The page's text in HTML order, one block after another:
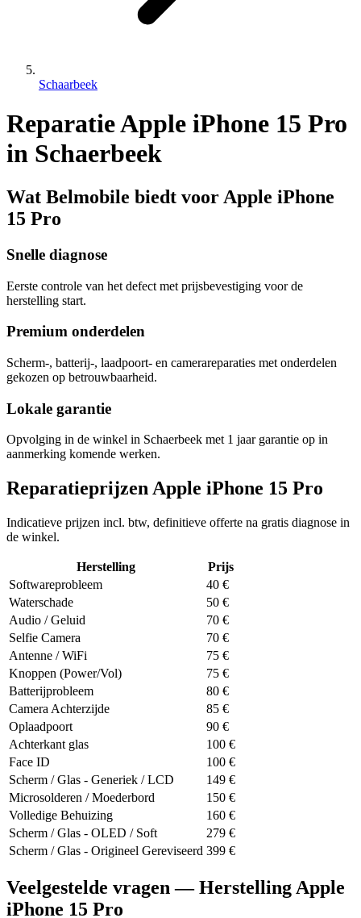
Schaarbeek
Reparatie Apple iPhone 15 Pro
in Schaerbeek
Wat Belmobile biedt voor Apple iPhone
15 Pro
Snelle diagnose
Eerste controle van het defect met prijsbevestiging voor de
herstelling start.
Premium onderdelen
Scherm-, batterij-, laadpoort- en camerareparaties met onderdelen
gekozen op betrouwbaarheid.
Lokale garantie
Opvolging in de winkel in Schaerbeek met 1 jaar garantie op in
aanmerking komende werken.
Reparatieprijzen Apple iPhone 15 Pro
Indicatieve prijzen incl. btw, definitieve offerte na gratis diagnose in
de winkel.
Herstelling
Prijs
Softwareprobleem
40 €
Waterschade
50 €
Audio / Geluid
70 €
Selfie Camera
70 €
Antenne / WiFi
75 €
Knoppen (Power/Vol)
75 €
Batterijprobleem
80 €
Camera Achterzijde
85 €
Oplaadpoort
90 €
Achterkant glas
100 €
Face ID
100 €
Scherm / Glas - Generiek / LCD
149 €
Microsolderen / Moederbord
150 €
Volledige Behuizing
160 €
Scherm / Glas - OLED / Soft
279 €
Scherm / Glas - Origineel Gereviseerd 399 €
Veelgestelde vragen — Herstelling Apple
iPhone 15 Pro